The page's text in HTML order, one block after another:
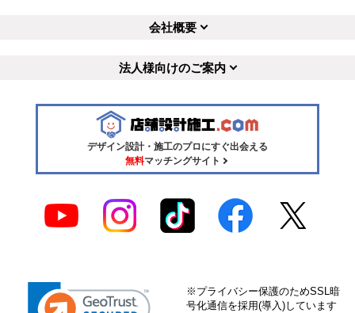
会社概要
法人様向けのご案内
デザイン設計・施工のプロにすぐ出会える
無料マッチングサイト
※プライバシー保護のためSSL暗
号化通信を採用(導入)しています